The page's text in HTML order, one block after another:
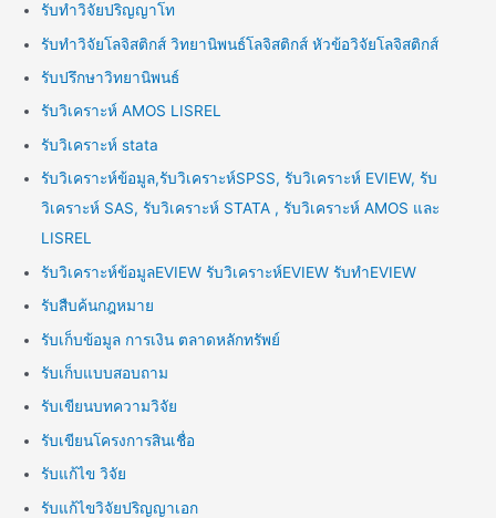
รับทำวิจัยปริญญาโท
รับทำวิจัยโลจิสติกส์ วิทยานิพนธ์โลจิสติกส์ หัวข้อวิจัยโลจิสติกส์
รับปรึกษาวิทยานิพนธ์
รับวิเคราะห์ AMOS LISREL
รับวิเคราะห์ stata
รับวิเคราะห์ข้อมูล,รับวิเคราะห์SPSS, รับวิเคราะห์ EVIEW, รับ
วิเคราะห์ SAS, รับวิเคราะห์ STATA , รับวิเคราะห์ AMOS และ
LISREL
รับวิเคราะห์ข้อมูลEVIEW รับวิเคราะห์EVIEW รับทำEVIEW
รับสืบค้นกฎหมาย
รับเก็บข้อมูล การเงิน ตลาดหลักทรัพย์
รับเก็บแบบสอบถาม
รับเขียนบทความวิจัย
รับเขียนโครงการสินเชื่อ
รับแก้ไข วิจัย
รับแก้ไขวิจัยปริญญาเอก